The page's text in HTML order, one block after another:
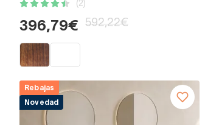
(2)
396,79€ 592,22€
Rebajas
Novedad